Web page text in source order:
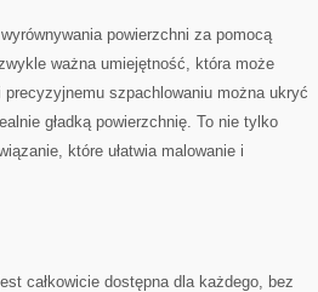
powierzchni za pomocą
ważna umiejętność, ⁣która może
szpachlowaniu⁢ można ukryć
gładką‌ powierzchnię.⁢ To ‌nie ⁣tylko
które ułatwia malowanie i
całkowicie dostępna‍ dla każdego, bez